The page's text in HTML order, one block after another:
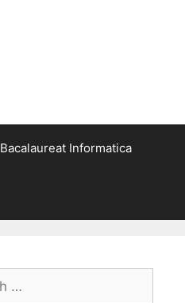
Bacalaureat Informatica